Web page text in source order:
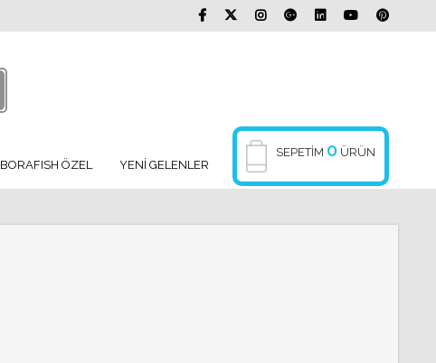
SEPETIM 0 ÜRÜN
BORAFISH ÖZEL YENİ GELENLER